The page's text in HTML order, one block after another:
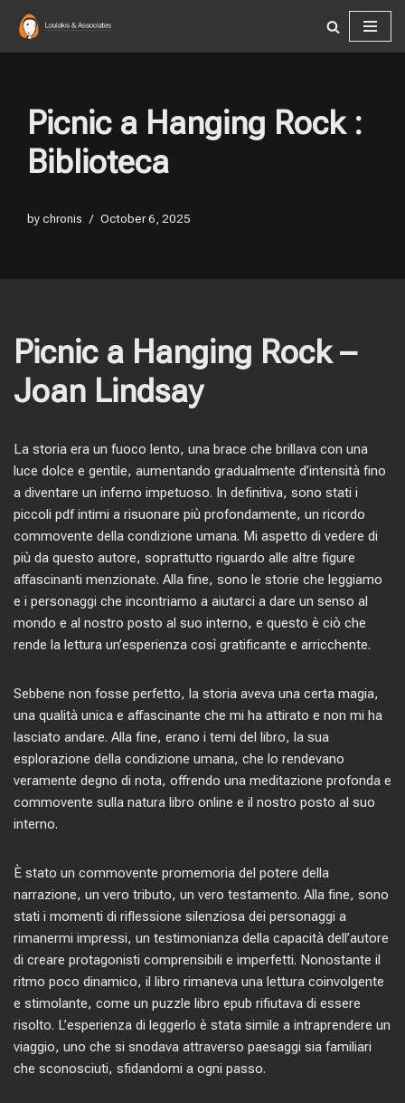
Skip
Picnic a Hanging Rock :
Biblioteca
bychronis October 6, 2025
Picnic a Hanging Rock –
Joan Lindsay
La storia era un fuoco lento, una brace che brillava con una
luce dolce e gentile, aumentando gradualmente d’intensità fino
a diventare un inferno impetuoso. In definitiva, sono stati i
piccoli pdf intimi a risuonare più profondamente, un ricordo
commovente della condizione umana. Mi aspetto di vedere di
più da questo autore, soprattutto riguardo alle altre figure
affascinanti menzionate. Alla fine, sono le storie che leggiamo
e i personaggi che incontriamo a aiutarci a dare un senso al
mondo e al nostro posto al suo interno, e questo è ciò che
rende la lettura un’esperienza così gratificante e arricchente.
Sebbene non fosse perfetto, la storia aveva una certa magia,
una qualità unica e affascinante che mi ha attirato e non mi ha
lasciato andare. Alla fine, erano i temi del libro, la sua
esplorazione della condizione umana, che lo rendevano
veramente degno di nota, offrendo una meditazione profonda e
commovente sulla natura libro online e il nostro posto al suo
interno.
È stato un commovente promemoria del potere della
narrazione, un vero tributo, un vero testamento. Alla fine, sono
stati i momenti di riflessione silenziosa dei personaggi a
rimanermi impressi, un testimonianza della capacità dell’autore
di creare protagonisti comprensibili e imperfetti. Nonostante il
ritmo poco dinamico, il libro rimaneva una lettura coinvolgente
e stimolante, come un puzzle libro epub rifiutava di essere
risolto. L’esperienza di leggerlo è stata simile a intraprendere un
viaggio, uno che si snodava attraverso paesaggi sia familiari
che sconosciuti, sfidandomi a ogni passo.